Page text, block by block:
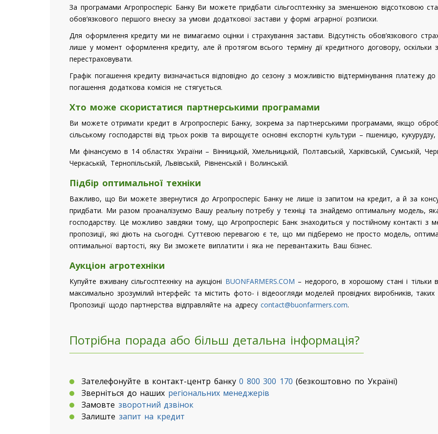
За програмами Агропросперіс Банку Ви можете придбати сільгосптехніку за зменшеною відсотковою
обов’язкового першого внеску за умови додаткової застави у формі аграрної розписки.
Для оформлення кредиту ми не вимагаємо оцінки і страхування застави. Відсутність обов’язкового
лише у момент оформлення кредиту, але й протягом всього терміну дії кредитного договору, оскільки
перестраховувати.
Графік погашення кредиту визначається відповідно до сезону з можливістю відтермінування платежу
погашення додаткова комісія не стягується.
Хто може скористатися партнерськими програмами
Ви можете отримати кредит в Агропросперіс Банку, зокрема за партнерськими програмами, якщо
сільському господарстві від трьох років та вирощуєте основні експортні культури – пшеницю,
Ми фінансуємо в 14 областях України – Вінницькій, Хмельницькій, Полтавській, Харківській, Сумській,
Черкаській, Тернопільській, Львівській, Рівненській і Волинській.
Підбір оптимальної техніки
Важливо, що Ви можете звернутися до Агропросперіс Банку не лише із запитом на кредит, а й за
придбати. Ми разом проаналізуємо Вашу реальну потребу у техніці та знайдемо оптимальну модель,
господарству. Це можливо завдяки тому, що Агропросперіс Банк знаходиться у постійному контакті з
пропозиції, які діють на сьогодні. Суттєвою перевагою є те, що ми підберемо не просто модель,
оптимальної вартості, яку Ви зможете виплатити і яка не перевантажить Ваш бізнес.
Аукціон агротехніки
Купуйте вживану сільгосптехніку на аукціоні BUONFARMERS.COM – недорого, в хорошому стані і тільки
максимально зрозумілий інтерфейс та містить фото- і відеоогляди моделей провідних виробників,
Пропозиції щодо партнерства відправляйте на адресуcontact@buonfarmers.com.
Потрібна порада або більш детальна інформація?
Зателефонуйте в контакт-центр банку0 800 300 170 (безкоштовно по Україні)
Зверніться до наших регіональних менеджерів
Замовте зворотний дзвінок
Залиште запит на кредит